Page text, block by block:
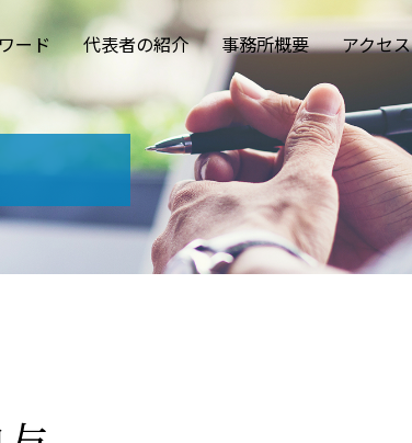
ード 代表者の紹介 事務所概要 アクセス